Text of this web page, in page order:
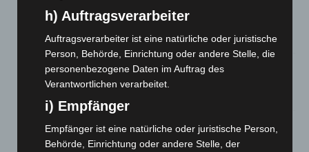
Region Hannover: 21 neue Notfallsanitäter starten beim
Roten Kreuz
5. August 2026
Mann läuft mit Hockeyschläger über A7 – Polizei sucht
Zeugen
Celle: Mensch stirbt bei Bagger-Unfall auf Baustelle
5. August 2026
h) Auftragsverarbeiter
Auftragsverarbeiter ist eine natürliche oder juristische
Person, Behörde, Einrichtung oder andere Stelle, die
personenbezogene Daten im Auftrag des
Verantwortlichen verarbeitet.
i) Empfänger
Empfänger ist eine natürliche oder juristische Person,
Behörde, Einrichtung oder andere Stelle, der